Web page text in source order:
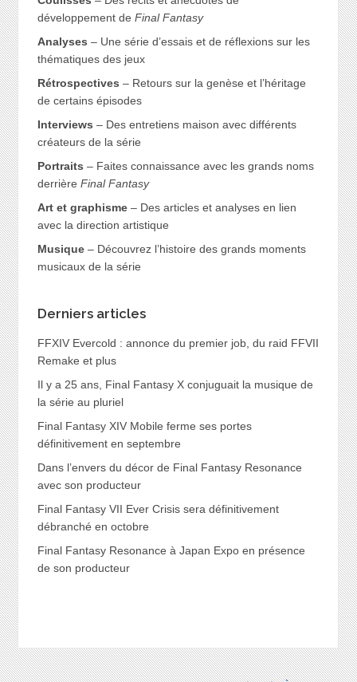
développement de Final Fantasy
Analyses – Une série d’essais et de réflexions sur les
thématiques des jeux
Rétrospectives – Retours sur la genèse et l’héritage
de certains épisodes
Interviews – Des entretiens maison avec différents
créateurs de la série
Portraits – Faites connaissance avec les grands noms
derrière Final Fantasy
Art et graphisme– Des articles et analyses en lien
avec la direction artistique
Musique– Découvrez l’histoire des grands moments
musicaux de la série
Derniers articles
FFXIV Evercold : annonce du premier job, du raid FFVII
Remake et plus
Il y a 25 ans, Final Fantasy X conjuguait la musique de
la série au pluriel
Final Fantasy XIV Mobile ferme ses portes
définitivement en septembre
Dans l’envers du décor de Final Fantasy Resonance
avec son producteur
Final Fantasy VII Ever Crisis sera définitivement
débranché en octobre
Final Fantasy Resonance à Japan Expo en présence
de son producteur